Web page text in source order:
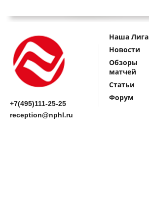
+7(495)111-25-25
reception@nphl.ru
Наша Лига
Новости
Обзоры
матчей
Статьи
Форум